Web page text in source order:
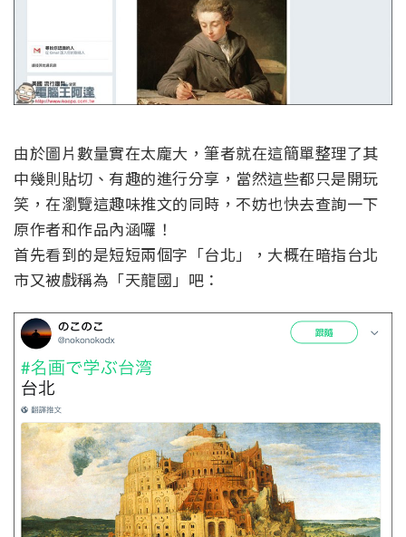
由於圖片數量實在太龐大，筆者就在這簡單整理了其
中幾則貼切、有趣的進行分享，當然這些都只是開玩
笑，在瀏覽這趣味推文的同時，不妨也快去查詢一下
原作者和作品內涵囉！
首先看到的是短短兩個字「台北」，大概在暗指台北
市又被戲稱為「天龍國」吧：